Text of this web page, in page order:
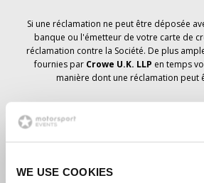
WE USE COOKIES
Si une réclamation ne peut être déposée
banque ou l'émetteur de votre carte de
réclamation contre la Société. De plus
fournies par Crowe U.K. LLP en temps
manière dont une réclamation peut
Si vous avez
avez reçu un avis
commande de billets, votre réservation n'a
prévu que vous recevrez les billets que
fournisseurs pour s'assurer que les billets du